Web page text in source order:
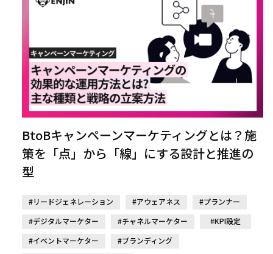
BtoBキャンペーンマーケティングとは？施
策を「点」から「線」にする設計と推進の
型
#リードジェネレーション #アウェアネス
#プランナー
#デジタルマーケター
#チャネルマーケター
#KPI設定
#イベントマーケター
#ブランディング